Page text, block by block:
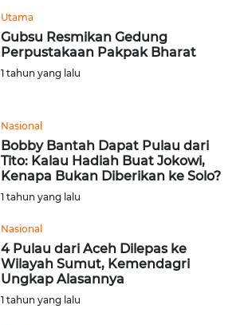
Utama
Gubsu Resmikan Gedung
Perpustakaan Pakpak Bharat
1 tahun yang lalu
Nasional
Bobby Bantah Dapat Pulau dari
Tito: Kalau Hadiah Buat Jokowi,
Kenapa Bukan Diberikan ke Solo?
1 tahun yang lalu
Nasional
4 Pulau dari Aceh Dilepas ke
Wilayah Sumut, Kemendagri
Ungkap Alasannya
1 tahun yang lalu